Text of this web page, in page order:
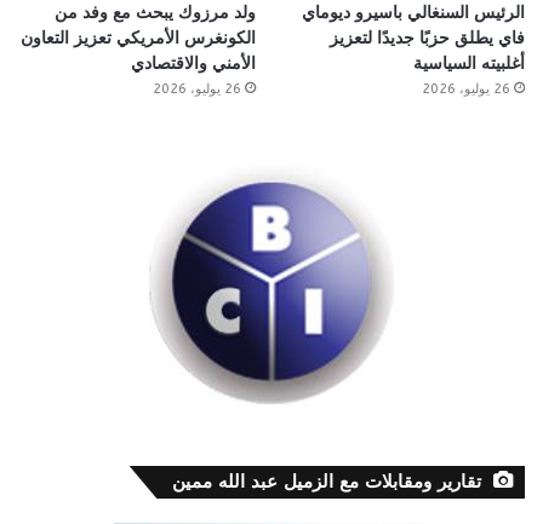
الرئيس السنغالي باسيرو ديوماي
فاي يطلق حزبًا جديدًا لتعزيز
أغلبيته السياسية
26 يوليو، 2026
ولد مرزوك يبحث مع وفد من
الكونغرس الأمريكي تعزيز التعاون
الأمني والاقتصادي
26 يوليو، 2026
تقارير ومقابلات مع الزميل عبد الله ممين